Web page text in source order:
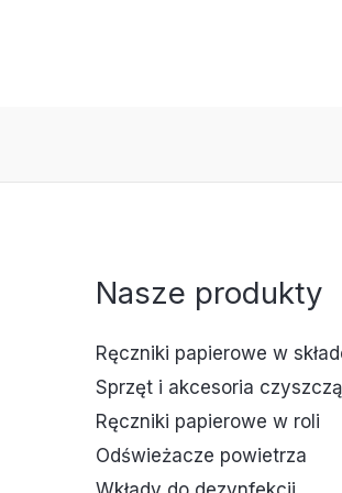
Nasze produkty
Ręczniki papierowe w
Sprzęt i akcesoria
Ręczniki papierowe w roli
Odświeżacze powietrza